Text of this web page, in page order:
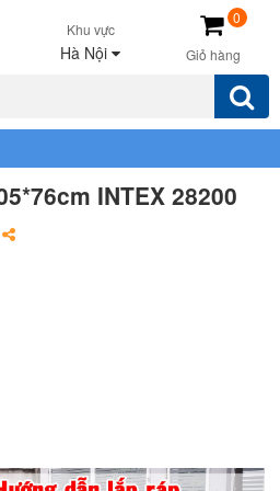
Khu vực
Hà Nội Giỏ hàng
0
INTEX 28200